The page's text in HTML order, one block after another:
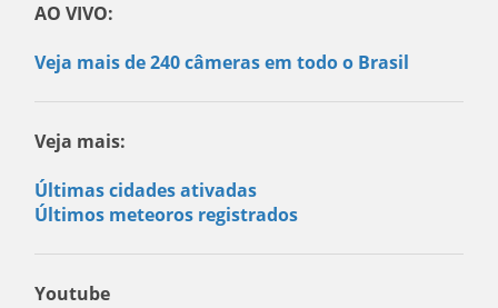
AO VIVO:
Veja mais de 240 câmeras em todo o Brasil
Veja mais:
Últimas cidades ativadas
Últimos meteoros registrados
Youtube